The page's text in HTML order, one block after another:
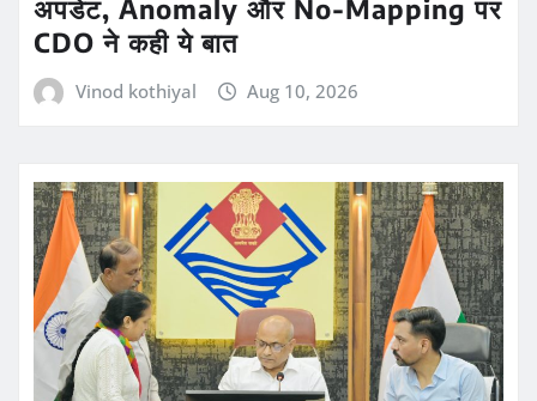
अपडेट, Anomaly और No-Mapping पर
CDO ने कही ये बात
Vinod kothiyal Aug 10, 2026